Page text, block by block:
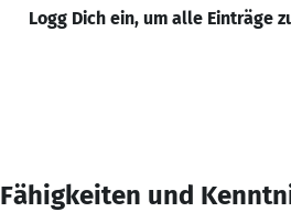
Logg Dich ein, um alle Einträge
Fähigkeiten und